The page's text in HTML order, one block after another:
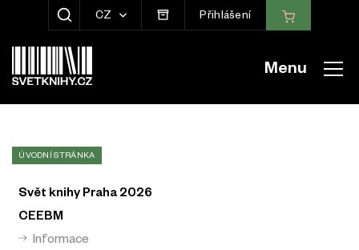
ZOBRAZIT HLEDÁNÍ
CZ Přihlášení
Menu
ÚVODNÍ STRÁNKA
Svět knihy Praha 2026
CEEBM
Informace